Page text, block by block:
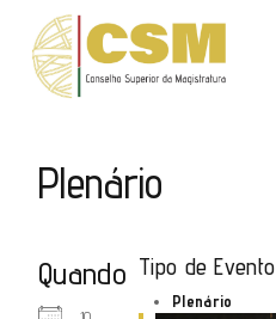
conteúdo
Plenário
Tipo de Evento
Plenário
Quando